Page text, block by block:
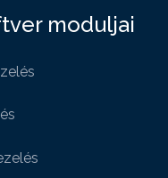
moduljai